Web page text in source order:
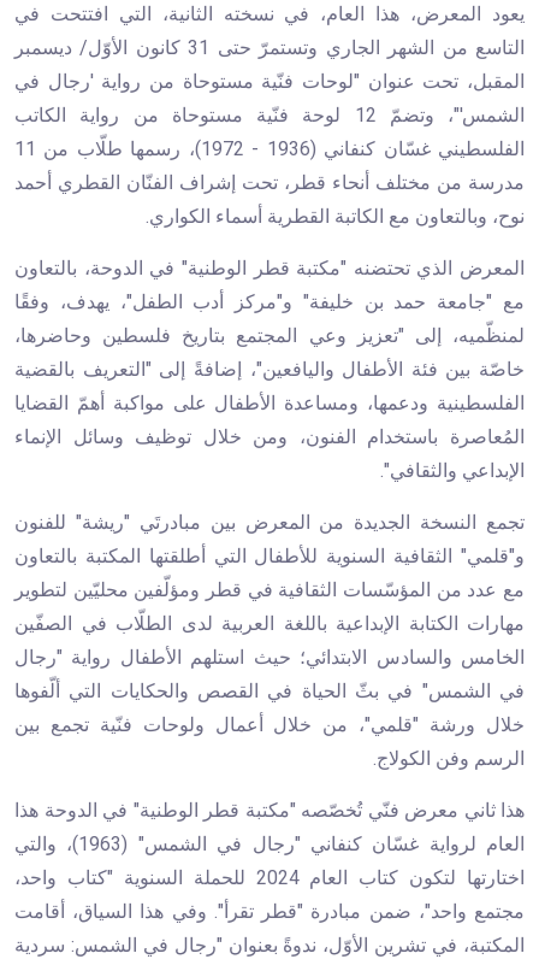
يعود المعرض، هذا العام، في نسخته الثانية، التي افتتحت في
التاسع من الشهر الجاري وتستمرّ حتى 31 كانون الأوّل/ ديسمبر
المقبل، تحت عنوان "لوحات فنّية مستوحاة من رواية 'رجال في
الشمس'"، وتضمّ 12 لوحة فنّية مستوحاة من رواية الكاتب
الفلسطيني غسّان كنفاني (1936 - 1972)، رسمها طلّاب من 11
مدرسة من مختلف أنحاء قطر، تحت إشراف الفنّان القطري أحمد
نوح، وبالتعاون مع الكاتبة القطرية أسماء الكواري.
المعرض الذي تحتضنه "مكتبة قطر الوطنية" في الدوحة، بالتعاون
مع "جامعة حمد بن خليفة" و"مركز أدب الطفل"، يهدف، وفقًا
لمنظّميه، إلى "تعزيز وعي المجتمع بتاريخ فلسطين وحاضرها،
خاصّة بين فئة الأطفال واليافعين"، إضافةً إلى "التعريف بالقضية
الفلسطينية ودعمها، ومساعدة الأطفال على مواكبة أهمّ القضايا
المُعاصرة باستخدام الفنون، ومن خلال توظيف وسائل الإنماء
الإبداعي والثقافي".
تجمع النسخة الجديدة من المعرض بين مبادرتَي "ريشة" للفنون
و"قلمي" الثقافية السنوية للأطفال التي أطلقتها المكتبة بالتعاون
مع عدد من المؤسّسات الثقافية في قطر ومؤلّفين محليّين لتطوير
مهارات الكتابة الإبداعية باللغة العربية لدى الطلّاب في الصفّين
الخامس والسادس الابتدائي؛ حيث استلهم الأطفال رواية "رجال
في الشمس" في بثّ الحياة في القصص والحكايات التي ألّفوها
خلال ورشة "قلمي"، من خلال أعمال ولوحات فنّية تجمع بين
الرسم وفن الكولاج.
هذا ثاني معرض فنّي تُخصّصه "مكتبة قطر الوطنية" في الدوحة هذا
العام لرواية غسّان كنفاني "رجال في الشمس" (1963)، والتي
اختارتها لتكون كتاب العام 2024 للحملة السنوية "كتاب واحد،
مجتمع واحد"، ضمن مبادرة "قطر تقرأ". وفي هذا السياق، أقامت
المكتبة، في تشرين الأوّل، ندوةً بعنوان "رجال في الشمس: سردية